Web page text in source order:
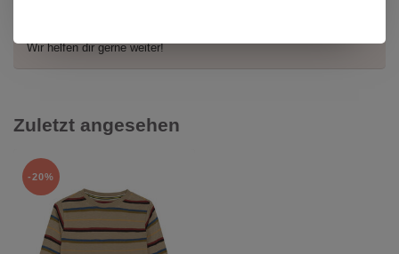
Wir helfen dir gerne weiter!
Zuletzt angesehen
-20%